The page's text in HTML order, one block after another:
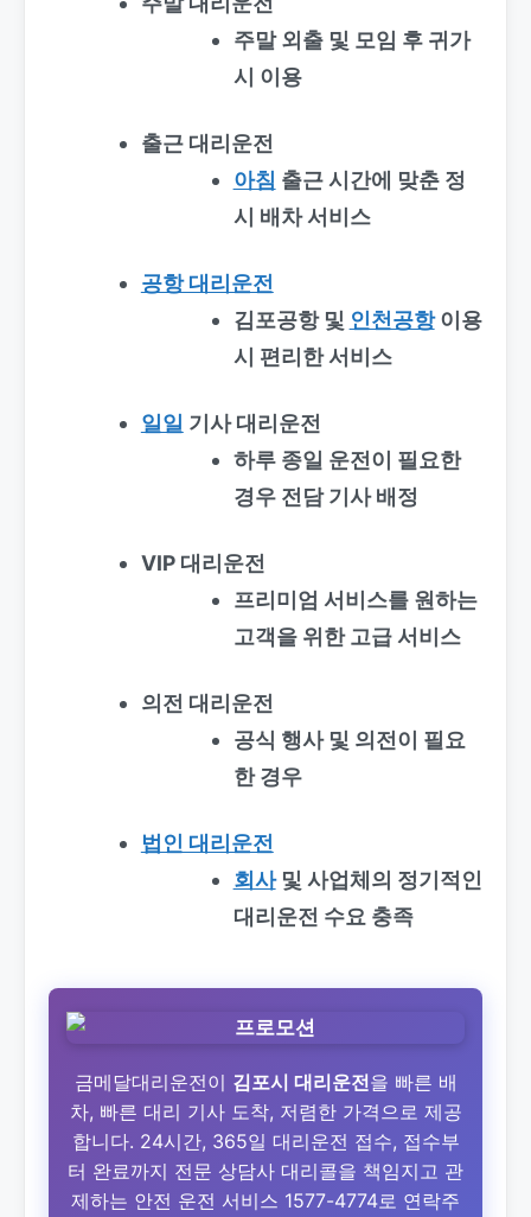
주말 외출 및 모임 후 귀가
시 이용
출근 대리운전
아침 출근 시간에 맞춘 정
시 배차 서비스
공항 대리운전
김포공항 및 인천공항이용
시 편리한 서비스
일일 기사 대리운전
하루 종일 운전이 필요한
경우 전담 기사 배정
VIP 대리운전
프리미엄 서비스를 원하는
고객을 위한 고급 서비스
의전 대리운전
공식 행사 및 의전이 필요
한 경우
법인 대리운전
회사및 사업체의 정기적인
대리운전 수요 충족
금메달대리운전이 김포시 대리운전을 빠른 배
차, 빠른 대리 기사 도착, 저렴한 가격으로 제공
합니다. 24시간, 365일 대리운전 접수, 접수부
터 완료까지 전문 상담사 대리콜을 책임지고 관
제하는 안전 운전 서비스 1577-4774로 연락주